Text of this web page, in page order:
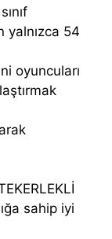
yalnızca 54
oyuncuları
sahip iyi